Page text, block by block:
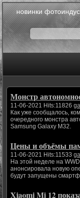
новинки
Монстр
11-06-2021 Hits:11826
Как уже сообщалось,
очередного монстра
Samsung Galaxy M32.
Цены и объёмы
11-06-2021 Hits:11533
На этой неделе на
анонсировала новую
Xiaomi Mi 12